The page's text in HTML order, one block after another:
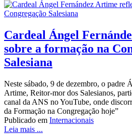
Cardeal Ángel
sobre a formação na
Salesiana
Neste sábado, 9 de dezembro, o padre
Artime, Reitor-mor dos Salesianos,
canal da ANS no YouTube, onde
da Formação na Congregação hoje”
Publicado em Internacionais
Leia mais ...